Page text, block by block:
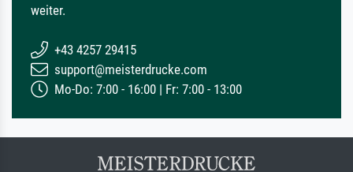
weiter.
+43 4257 29415
support@meisterdrucke.com
Mo-Do: 7:00 - 16:00 | Fr: 7:00 - 13:00